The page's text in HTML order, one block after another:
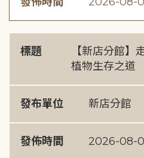
標題
【新店分館】
植物生存之道
發布單位 新店分館
發佈時間 2026-08-